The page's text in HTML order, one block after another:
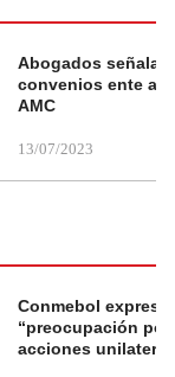
Abogados
convenios ente
AMC
13/07/2023
Conmebol expresó
“preocupación
acciones